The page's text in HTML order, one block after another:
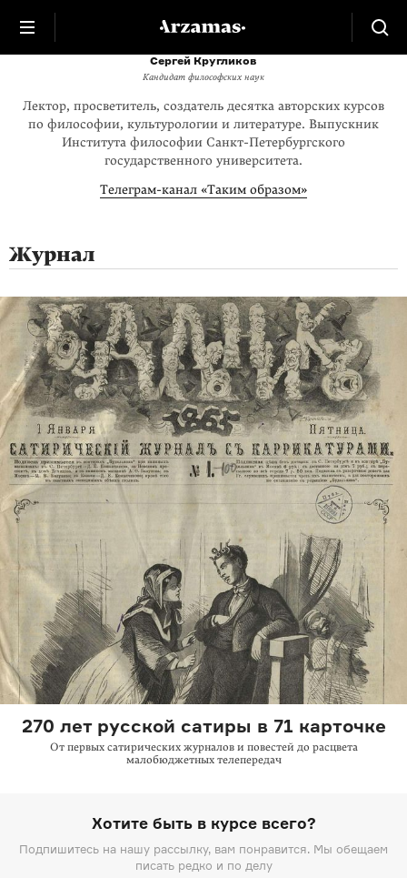
Сергей Кругликов
Кандидат философских наук
Лектор, просветитель, создатель десятка авторских курсов
по философии, культурологии и литературе. Выпускник
Института философии Санкт-Петербургского
государственного университета.
Телеграм-канал «Таким образом»
Журнал
270 лет русской сатиры в 71 карточке
От первых сатирических журналов и повестей до расцвета
малобюджетных телепередач
Хотите быть в курсе всего?
Подпишитесь на нашу рассылку, вам понравится. Мы обещаем
писать редко и по делу